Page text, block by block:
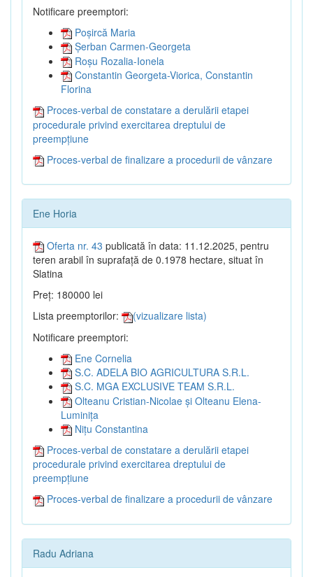
Notificare preemptori:
Poșircă Maria
Șerban Carmen-Georgeta
Roșu Rozalia-Ionela
Constantin Georgeta-Viorica, Constantin
Florina
Proces-verbal de constatare a derulării etapei
procedurale privind exercitarea dreptului de
preempțiune
Proces-verbal de finalizare a procedurii de vânzare
Ene Horia
Oferta nr. 43 publicată în data: 11.12.2025, pentru
teren arabil în suprafață de 0.1978 hectare, situat în
Slatina
Preț: 180000 lei
Lista preemptorilor:
(vizualizare lista)
Notificare preemptori:
Ene Cornelia
S.C. ADELA BIO AGRICULTURA S.R.L.
S.C. MGA EXCLUSIVE TEAM S.R.L.
Olteanu Cristian-Nicolae și Olteanu Elena-
Luminița
Nițu Constantina
Proces-verbal de constatare a derulării etapei
procedurale privind exercitarea dreptului de
preempțiune
Proces-verbal de finalizare a procedurii de vânzare
Radu Adriana